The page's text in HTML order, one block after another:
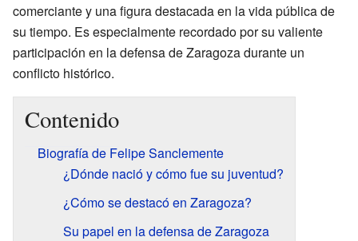
comerciante y una figura destacada en la vida pública de
su tiempo. Es especialmente recordado por su valiente
participación en la defensa de Zaragoza durante un
conflicto histórico.
Contenido
Biografía de Felipe Sanclemente
¿Dónde nació y cómo fue su juventud?
¿Cómo se destacó en Zaragoza?
Su papel en la defensa de Zaragoza